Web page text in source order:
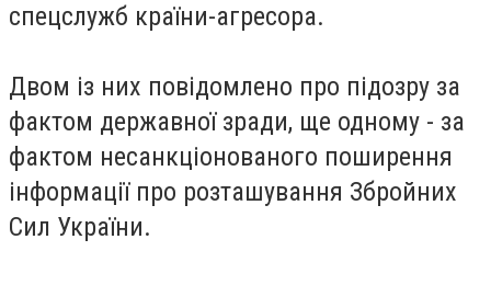
спецслужб країни-агресора.
Двом із них повідомлено про підозру за
фактом державної зради, ще одному - за
фактом несанкціонованого поширення
інформації про розташування Збройних
Сил України.